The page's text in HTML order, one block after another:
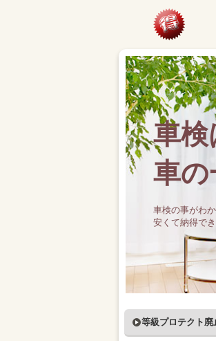
車検
車の
車検の事がわ
安くて納得で
等級プロテクト廃